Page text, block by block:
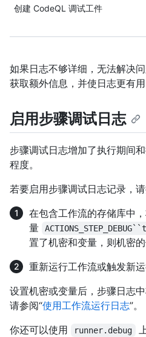
创建 CodeQL 调试工件
如果日志不够详细，无法解决
获取额外信息，并使日志更有用
启用步骤调试日志
步骤调试日志增加了执行期间
程度。
若要启用步骤调试日志记录，
在包含工作流的存储库中
量
置了机密和变量，则机密的
重新运行工作流或触发新运
设置机密或变量后，步骤日志
请参阅“使用工作流运行日志”。
你还可以使用
runner.debug